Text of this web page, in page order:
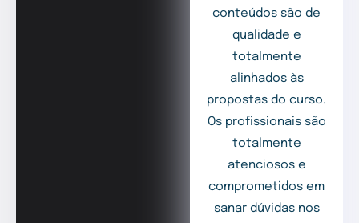
conteúdos são de
qualidade e
totalmente
alinhados às
propostas do curso.
Os profissionais são
totalmente
atenciosos e
comprometidos em
sanar dúvidas nos